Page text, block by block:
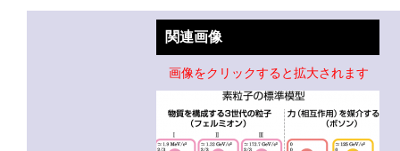
関連画像
画像をクリックすると拡大されます